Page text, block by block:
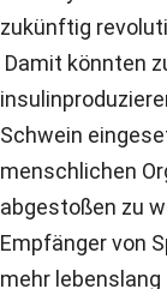
zukünftig
Damit könnten
Schwein
menschlichen
abgestoßen zu
Empfänger von
mehr